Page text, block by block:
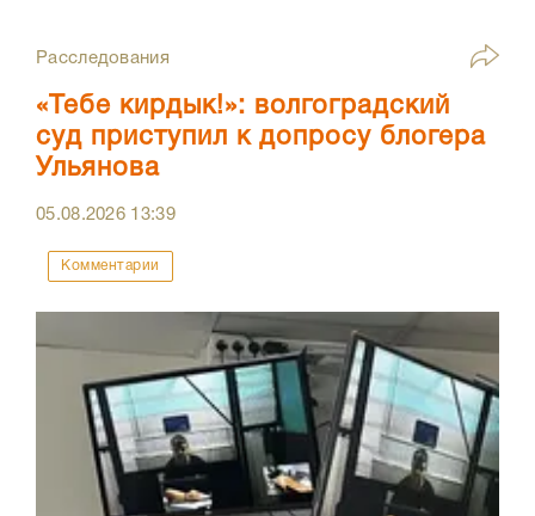
Расследования
«Тебе кирдык!»: волгоградский
суд приступил к допросу блогера
Ульянова
05.08.2026 13:39
Комментарии